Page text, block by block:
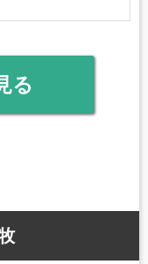
る